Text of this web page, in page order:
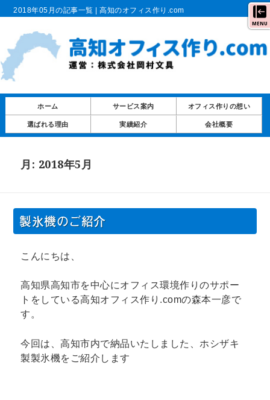
2018年05月の記事一覧 | 高知のオフィス作り.com
MENU
ホーム サービス案内 オフィス作りの想い
選ばれる理由 実績紹介 会社概要
月: 2018年5月
製氷機のご紹介
こんにちは、
高知県高知市を中心にオフィス環境作りのサポー
トをしている高知オフィス作り.comの森本一彦で
す。
今回は、高知市内で納品いたしました、ホシザキ
製製氷機をご紹介します